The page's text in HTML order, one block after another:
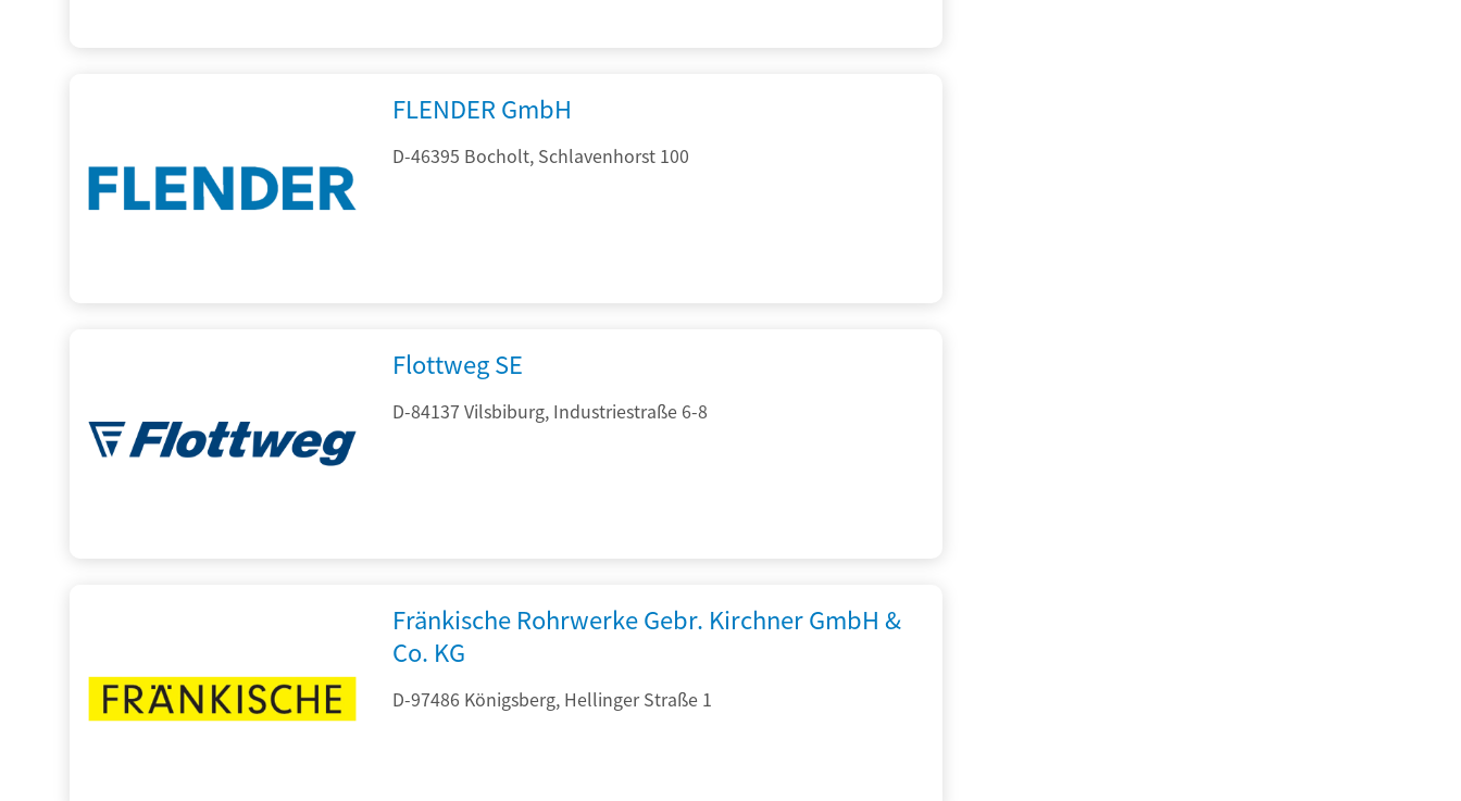
FLENDER GmbH
D-46395 Bocholt, Schlavenhorst 100
Flottweg SE
D-84137 Vilsbiburg, Industriestraße 6-8
Fränkische Rohrwerke Gebr. Kirchner GmbH &
Co. KG
D-97486 Königsberg, Hellinger Straße 1